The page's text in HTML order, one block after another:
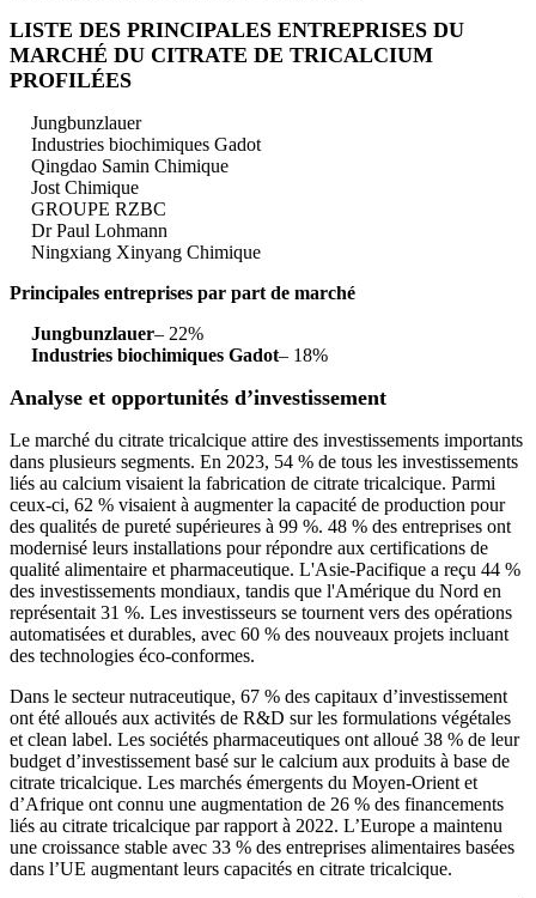
LISTE DES PRINCIPALES ENTREPRISES DU
MARCHÉ DU CITRATE DE TRICALCIUM
PROFILÉES
Jungbunzlauer
Industries biochimiques Gadot
Qingdao Samin Chimique
Jost Chimique
GROUPE RZBC
Dr Paul Lohmann
Ningxiang Xinyang Chimique
Principales entreprises par part de marché
Jungbunzlauer– 22%
Industries biochimiques Gadot– 18%
Analyse et opportunités d’investissement
Le marché du citrate tricalcique attire des investissements importants
dans plusieurs segments. En 2023, 54 % de tous les investissements
liés au calcium visaient la fabrication de citrate tricalcique. Parmi
ceux-ci, 62 % visaient à augmenter la capacité de production pour
des qualités de pureté supérieures à 99 %. 48 % des entreprises ont
modernisé leurs installations pour répondre aux certifications de
qualité alimentaire et pharmaceutique. L'Asie-Pacifique a reçu 44 %
des investissements mondiaux, tandis que l'Amérique du Nord en
représentait 31 %. Les investisseurs se tournent vers des opérations
automatisées et durables, avec 60 % des nouveaux projets incluant
des technologies éco-conformes.
Dans le secteur nutraceutique, 67 % des capitaux d’investissement
ont été alloués aux activités de R&D sur les formulations végétales
et clean label. Les sociétés pharmaceutiques ont alloué 38 % de leur
budget d’investissement basé sur le calcium aux produits à base de
citrate tricalcique. Les marchés émergents du Moyen-Orient et
d’Afrique ont connu une augmentation de 26 % des financements
liés au citrate tricalcique par rapport à 2022. L’Europe a maintenu
une croissance stable avec 33 % des entreprises alimentaires basées
dans l’UE augmentant leurs capacités en citrate tricalcique.